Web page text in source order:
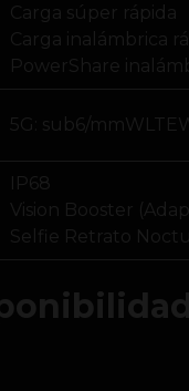
Carga súper rápida
Carga inalámbrica
PowerShare
5G: sub6/
IP68
Vision Booster
Selfie Retrato